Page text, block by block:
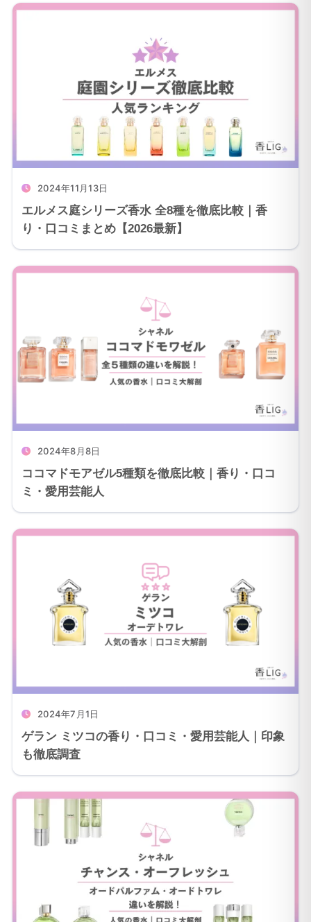
2024年11月13日
エルメス庭シリーズ香水 全8種を徹底比較｜香
り・口コミまとめ【2026最新】
2024年8月8日
ココマドモアゼル5種類を徹底比較｜香り・口コ
ミ・愛用芸能人
2024年7月1日
ゲラン ミツコの香り・口コミ・愛用芸能人｜印象
も徹底調査